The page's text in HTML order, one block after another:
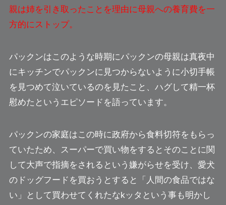
親は姉を引き取ったことを理由に母親への養育費を一
方的にストップ。
パックンはこのような時期にパックンの母親は真夜中
にキッチンでパックンに見つからないように小切手帳
を見つめて泣いているのを見たこと、ハグして精一杯
慰めたというエピソードを語っています。
パックンの家庭はこの時に政府から食料切符をもらっ
ていたため、スーパーで買い物をするとそのことに関
して大声で指摘をされるという嫌がらせを受け、愛犬
のドッグフードを買おうとすると「人間の食品ではな
い」として買わせてくれたなkッタという事も明かし